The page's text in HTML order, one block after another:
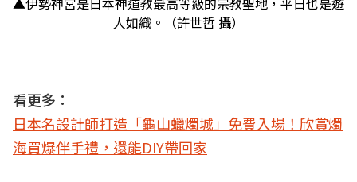
人如織。（許世哲 攝）
看更多：
日本名設計師打造「龜山蠟燭城」免費入場！欣賞燭
海買爆伴手禮，還能DIY帶回家